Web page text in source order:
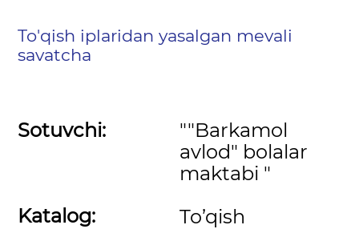
To'qish iplaridan yasalgan mevali
savatcha
Sotuvchi:
Katalog:
""Barkamol
avlod" bolalar
maktabi "
To’qish